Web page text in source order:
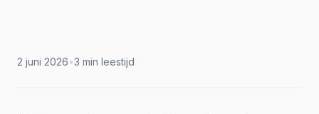
2 juni 2026•3 min leestijd